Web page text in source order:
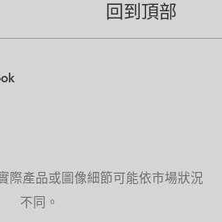
回到頂部
際產品或圖像細節可能依市場狀況
不同。